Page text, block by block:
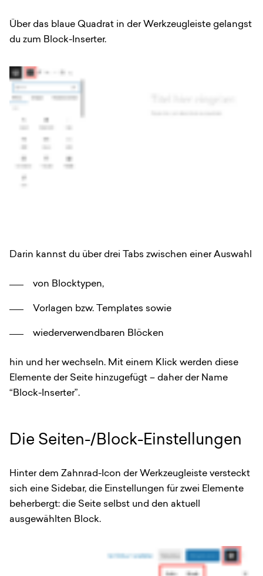
Über das blaue Quadrat in der Werkzeugleiste gelangst
du zum Block-Inserter.
Darin kannst du über drei Tabs zwischen einer Auswahl
von Blocktypen,
Vorlagen bzw. Templates sowie
wiederverwendbaren Blöcken
hin und her wechseln. Mit einem Klick werden diese
Elemente der Seite hinzugefügt – daher der Name
“Block-Inserter”.
Die Seiten-/Block-Einstellungen
Hinter dem Zahnrad-Icon der Werkzeugleiste versteckt
sich eine Sidebar, die Einstellungen für zwei Elemente
beherbergt: die Seite selbst und den aktuell
ausgewählten Block.